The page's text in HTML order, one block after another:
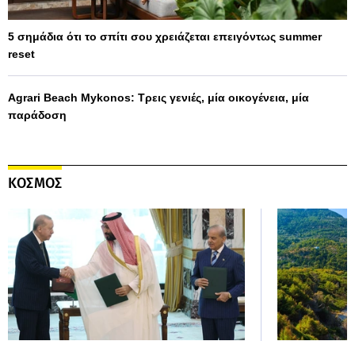
5 σημάδια ότι το σπίτι σου χρειάζεται επειγόντως summer
reset
Agrari Beach Mykonos: Τρεις γενιές, μία οικογένεια, μία
παράδοση
ΚΟΣΜΟΣ